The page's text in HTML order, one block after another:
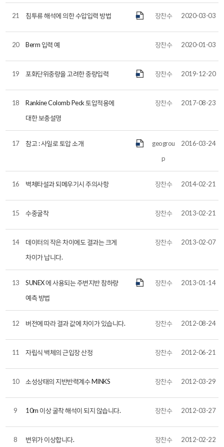
21 침투류 해석에 의한 수압입력 방법 장찬수 2020-03-03
20 Berm 입력 예 장찬수 2020-01-03
19 포화단위중량을 고려한 중량입력 장찬수 2019-12-20
18
Rankine Colomb Peck 토압적용에
대한 보충설명
장찬수 2017-08-23
17 참고 : 사일로 토압 소개
geogrou
p
2016-03-24
16 벽체타설과 되메우기시 주의사항 장찬수 2014-02-21
15 수중굴착 장찬수 2013-02-21
14
데이터의 작은 차이에도 결과는 크게
차이가 납니다.
장찬수 2013-02-07
13
SUNEX 에 사용되는 주변지반 참하량
예측 방법
장찬수 2013-01-14
12 버전에 따라 결과 값에 차이가 있습니다. 장찬수 2012-08-24
11 자립식 벽체의 근입장 산정 장찬수 2012-06-21
10 소성상태의 지반반력계수 MINKS 장찬수 2012-03-29
9 10m 이상 굴착 해석이 되지 않습니다. 장찬수 2012-03-27
8 변위가 이상합니다. 장찬수 2012-02-22